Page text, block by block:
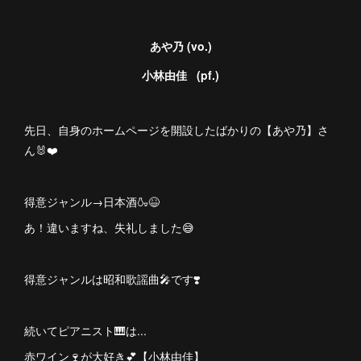
あや乃 (vo.)
小林由佳 (pf.)
先日、自身のホームページを開設したばかりの【あや乃】さ
ん🐰❤️
得意ジャンル→日本酒🍶😆
あ！違いますね、失礼しました😅
得意ジャンルは昭和歌謡曲🎤です❣️
続いてピアニスト🎹は...
赤ワイン🍷が大好き💕【小林由佳】